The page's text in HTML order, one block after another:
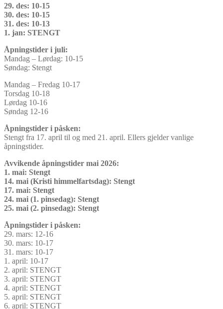
29. des: 10-15
30. des: 10-15
31. des: 10-13
1. jan: STENGT
Åpningstider i juli:
Mandag – Lørdag: 10-15
Søndag: Stengt
Mandag – Fredag 10-17
Torsdag 10-18
Lørdag 10-16
Søndag 12-16
Åpningstider i påsken:
Stengt fra 17. april til og med 21. april. Ellers gjelder vanlige
åpningstider.
Avvikende åpningstider mai 2026:
1. mai: Stengt
14. mai (Kristi himmelfartsdag): Stengt
17. mai: Stengt
24. mai (1. pinsedag): Stengt
25. mai (2. pinsedag): Stengt
Åpningstider i påsken:
29. mars: 12-16
30. mars: 10-17
31. mars: 10-17
1. april: 10-17
2. april: STENGT
3. april: STENGT
4. april: STENGT
5. april: STENGT
6. april: STENGT